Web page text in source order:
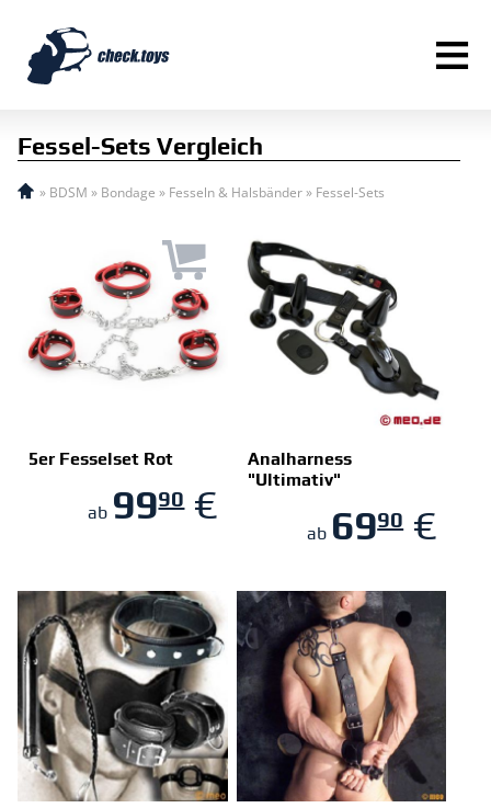
≡
Fessel-Sets Vergleich
» BDSM » Bondage » Fesseln & Halsbänder» Fessel-Sets
5er Fesselset Rot
ab 9990€
Analharness
"Ultimativ"
ab 6990€